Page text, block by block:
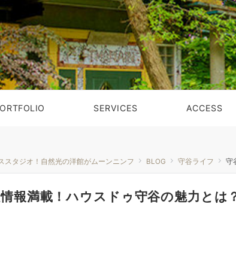
SERVICES ACCESS
スタジオ！自然光の洋館がムーンニンフ BLOG 守谷ライフ 守
報満載！ハウスドゥ守谷の魅力とは